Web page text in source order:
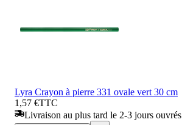
Lyra Crayon à pierre 331 ovale vert 30 cm
1,57 €TTC
Livraison au plus tard le 2-3 jours ouvrés